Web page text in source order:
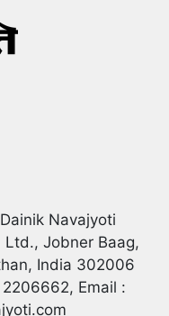
Navajyoti
Ltd., Jobner Baag,
India 302006
Email :